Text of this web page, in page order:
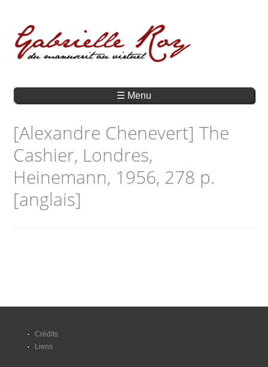
☰ Menu
[Alexandre Chenevert] The
Cashier, Londres,
Heinemann, 1956, 278 p.
[anglais]
Crédits
Liens